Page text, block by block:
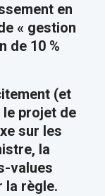
en
« gestion
de 10 %
(et
projet de
sur les
la
values
la règle.